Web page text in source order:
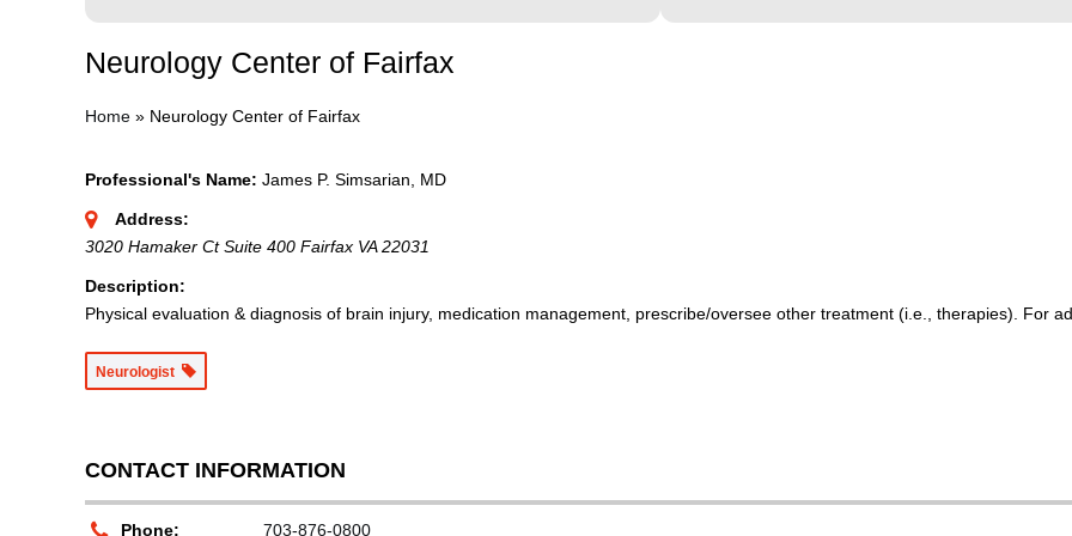
Neurology Center of Fairfax
Home » Neurology Center of Fairfax
Professional's Name: James P. Simsarian, MD
Address:
3020 Hamaker Ct Suite 400 Fairfax VA 22031
Description:
Physical evaluation & diagnosis of brain injury, medication management, prescribe/oversee other treatment (i.e., therapies). For
Neurologist
CONTACT INFORMATION
Phone: 703-876-0800